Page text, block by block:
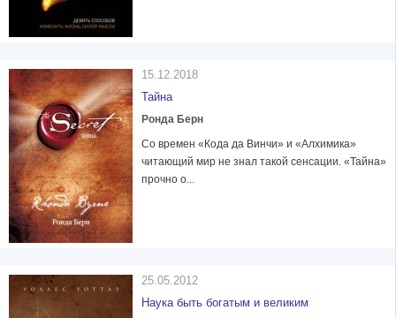
15.12.2018
Тайна
Ронда Берн
Со времен «Кода да Винчи» и «Алхимика»
читающий мир не знал такой сенсации. «Тайна»
прочно о...
25.05.2012
Наука быть богатым и великим